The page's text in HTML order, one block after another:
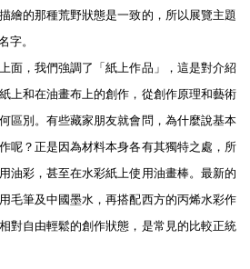
繪的那種荒野狀態是一致的，所以展覽主題
字。
面，我們強調了「紙上作品」，這是對介紹
上和在油畫布上的創作，從創作原理和藝術
區別。有些藏家朋友就會問，為什麼說基本
呢？正是因為材料本身各有其獨特之處，所
油彩，甚至在水彩紙上使用油畫棒。最新的
毛筆及中國墨水，再搭配西方的丙烯水彩作
對自由輕鬆的創作狀態，是常見的比較正統